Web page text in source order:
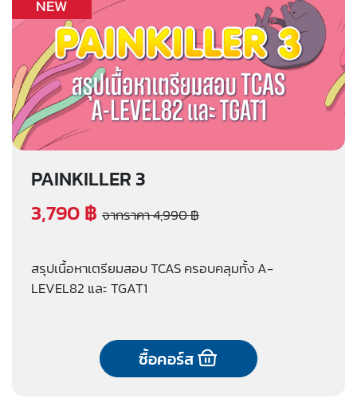
NEW
PAINKILLER 3
3,790 ฿ จากราคา 4,990 ฿
สรุปเนื้อหาเตรียมสอบ TCAS ครอบคลุมทั้ง A-
LEVEL82 และ TGAT1
ซื้อคอร์ส